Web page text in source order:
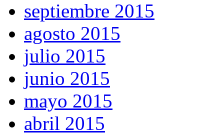
septiembre 2015
agosto 2015
julio 2015
junio 2015
mayo 2015
abril 2015